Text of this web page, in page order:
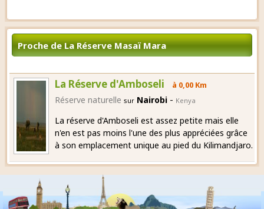
Proche de La Réserve Masaï Mara
La Réserve d'Amboseli à 0,00 Km
Réserve naturelle sur Nairobi - Kenya
La réserve d'Amboseli est assez petite mais elle
n'en est pas moins l'une des plus appréciées grâce
à son emplacement unique au pied du Kilimandjaro.